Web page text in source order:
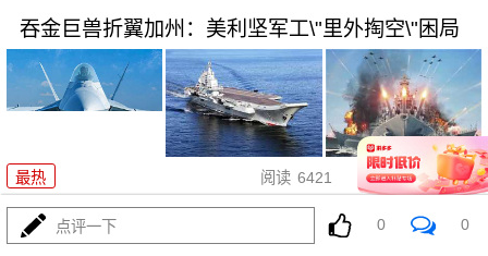
吞金巨兽折翼加州：美利坚军工\"里外掏空\"困局
最热 阅读 6421 08-03
波斯的浓缩铀，美利坚是真想
点评一下 0 0